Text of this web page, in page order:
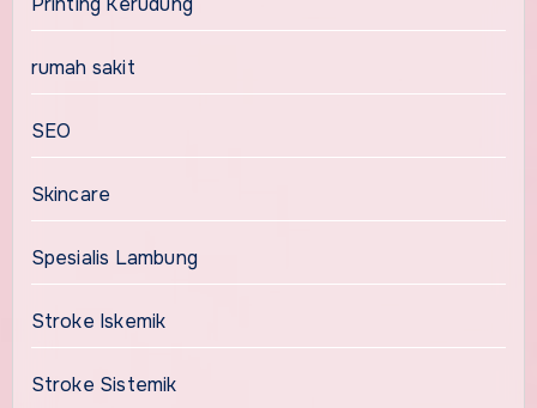
rumah sakit
SEO
Skincare
Spesialis Lambung
Stroke Iskemik
Stroke Sistemik